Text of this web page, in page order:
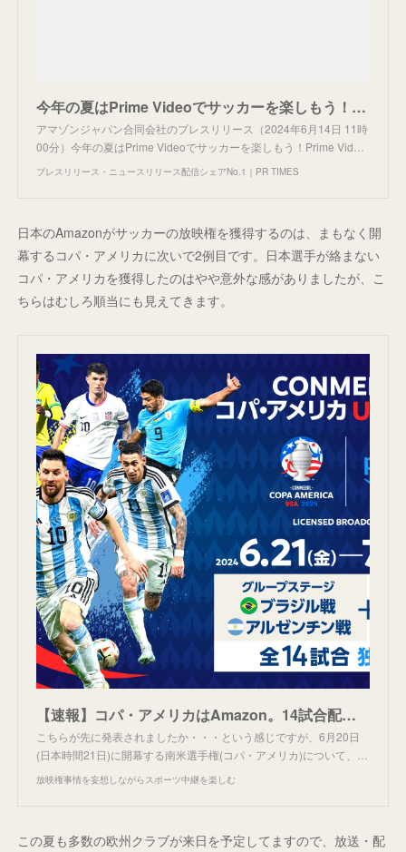
今年の夏はPrime Videoでサッカーを楽しもう！Prime Video、サッカー日本代表の三笘薫擁するイングランドプレミアリーグのブライトン＆ホーヴ・アルビオンのジャパンツアーを独占ライブ配信
アマゾンジャパン合同会社のプレスリリース（2024年6月14日 11時
00分）今年の夏はPrime Videoでサッカーを楽しもう！Prime Vid…
プレスリリース・ニュースリリース配信シェアNo.1｜PR TIMES
日本のAmazonがサッカーの放映権を獲得するのは、まもなく開
幕するコパ・アメリカに次いで2例目です。日本選手が絡まない
コパ・アメリカを獲得したのはやや意外な感がありましたが、こ
ちらはむしろ順当にも見えてきます。
【速報】コパ・アメリカはAmazon。14試合配信。
こちらが先に発表されましたか・・・という感じですが、6月20日
(日本時間21日)に開幕する南米選手権(コパ・アメリカ)について、…
放映権事情を妄想しながらスポーツ中継を楽しむ
この夏も多数の欧州クラブが来日を予定してますので、放送・配